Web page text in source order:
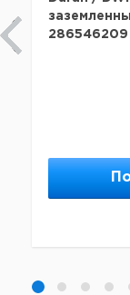
286546209